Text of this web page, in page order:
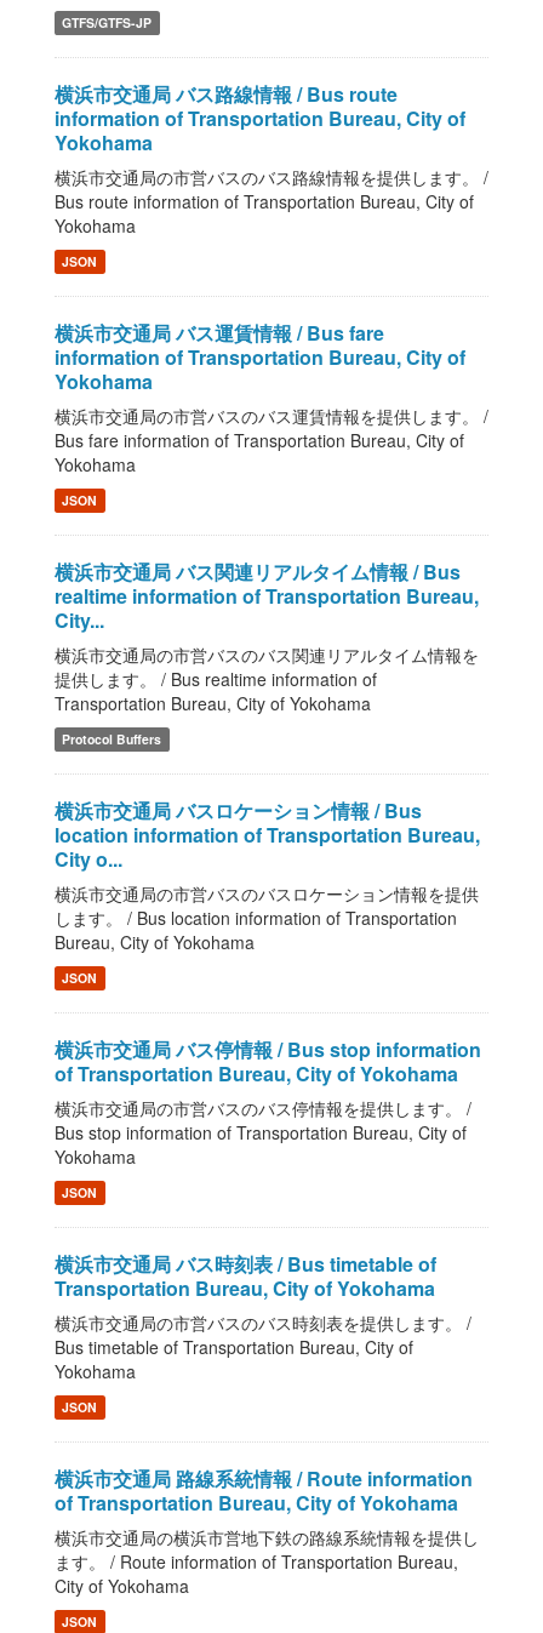
GTFS/GTFS-JP
横浜市交通局 バス路線情報 / Bus route
information of Transportation Bureau, City of
Yokohama
横浜市交通局の市営バスのバス路線情報を提供します。 /
Bus route information of Transportation Bureau, City of
Yokohama
JSON
横浜市交通局 バス運賃情報 / Bus fare
information of Transportation Bureau, City of
Yokohama
横浜市交通局の市営バスのバス運賃情報を提供します。 /
Bus fare information of Transportation Bureau, City of
Yokohama
JSON
横浜市交通局 バス関連リアルタイム情報 / Bus
realtime information of Transportation Bureau,
City...
横浜市交通局の市営バスのバス関連リアルタイム情報を
提供します。 / Bus realtime information of
Transportation Bureau, City of Yokohama
Protocol Buffers
横浜市交通局 バスロケーション情報 / Bus
location information of Transportation Bureau,
City o...
横浜市交通局の市営バスのバスロケーション情報を提供
します。 / Bus location information of Transportation
Bureau, City of Yokohama
JSON
横浜市交通局 バス停情報 / Bus stop information
of Transportation Bureau, City of Yokohama
横浜市交通局の市営バスのバス停情報を提供します。 /
Bus stop information of Transportation Bureau, City of
Yokohama
JSON
横浜市交通局 バス時刻表 / Bus timetable of
Transportation Bureau, City of Yokohama
横浜市交通局の市営バスのバス時刻表を提供します。 /
Bus timetable of Transportation Bureau, City of
Yokohama
JSON
横浜市交通局 路線系統情報 / Route information
of Transportation Bureau, City of Yokohama
横浜市交通局の横浜市営地下鉄の路線系統情報を提供し
ます。 / Route information of Transportation Bureau,
City of Yokohama
JSON